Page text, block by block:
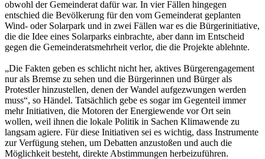
obwohl der Gemeinderat dafür war. In vier Fällen hingegen
entschied die Bevölkerung für den vom Gemeinderat geplanten
Wind- oder Solarpark und in zwei Fällen war es die Bürgerinitiative,
die die Idee eines Solarparks einbrachte, aber dann im Entscheid
gegen die Gemeinderatsmehrheit verlor, die die Projekte ablehnte.
„Die Fakten geben es schlicht nicht her, aktives Bürgerengagement
nur als Bremse zu sehen und die Bürgerinnen und Bürger als
Protestler hinzustellen, denen der Wandel aufgezwungen werden
muss“, so Händel. Tatsächlich gebe es sogar im Gegenteil immer
mehr Initiativen, die Motoren der Energiewende vor Ort sein
wollen, weil ihnen die lokale Politik in Sachen Klimawende zu
langsam agiere. Für diese Initiativen sei es wichtig, dass Instrumente
zur Verfügung stehen, um Debatten anzustoßen und auch die
Möglichkeit besteht, direkte Abstimmungen herbeizuführen.